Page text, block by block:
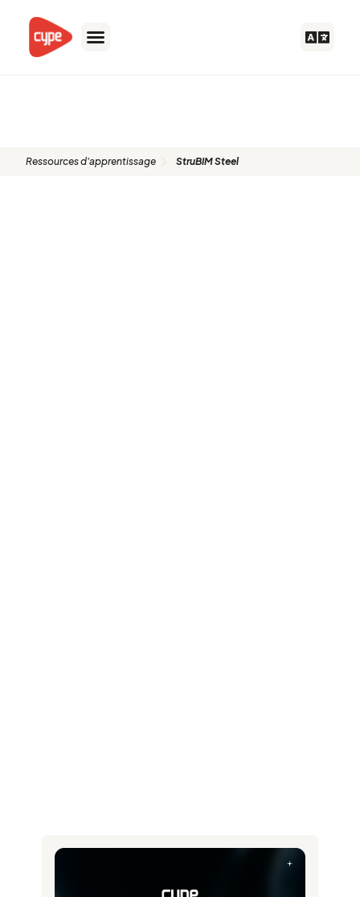
contenu
Ressources d'apprentissage StruBIM Steel